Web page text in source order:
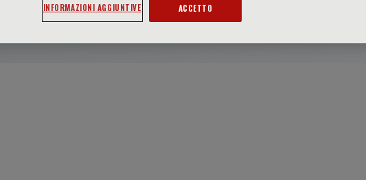
INFORMAZIONI AGGIUNTIVE ACCETTO